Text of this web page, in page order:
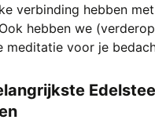
verbinding hebben
hebben we
meditatie voor je